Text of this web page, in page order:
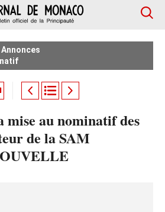
au nominatif des
de la SAM